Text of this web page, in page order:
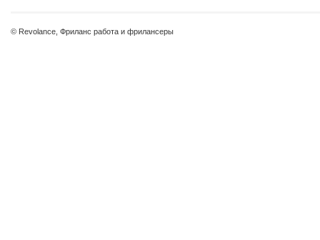
© Revolance, Фриланс работа и фрилансеры